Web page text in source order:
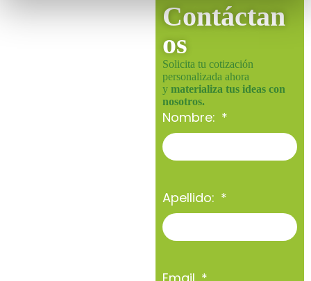
Contáctan
os
Solicita tu cotización
personalizada ahora
y materializa tus ideas con
nosotros.
Nombre:
Apellido: